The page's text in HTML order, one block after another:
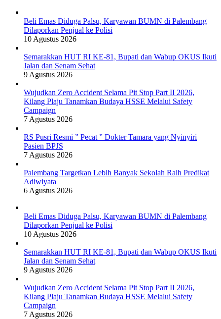
Beli Emas Diduga Palsu, Karyawan BUMN di Palembang
Dilaporkan Penjual ke Polisi
10 Agustus 2026
Semarakkan HUT RI KE-81, Bupati dan Wabup OKUS Ikuti
Jalan dan Senam Sehat
9 Agustus 2026
Wujudkan Zero Accident Selama Pit Stop Part II 2026,
Kilang Plaju Tanamkan Budaya HSSE Melalui Safety
Campaign
7 Agustus 2026
RS Pusri Resmi ” Pecat ” Dokter Tamara yang Nyinyiri
Pasien BPJS
7 Agustus 2026
Palembang Targetkan Lebih Banyak Sekolah Raih Predikat
Adiwiyata
6 Agustus 2026
Beli Emas Diduga Palsu, Karyawan BUMN di Palembang
Dilaporkan Penjual ke Polisi
10 Agustus 2026
Semarakkan HUT RI KE-81, Bupati dan Wabup OKUS Ikuti
Jalan dan Senam Sehat
9 Agustus 2026
Wujudkan Zero Accident Selama Pit Stop Part II 2026,
Kilang Plaju Tanamkan Budaya HSSE Melalui Safety
Campaign
7 Agustus 2026